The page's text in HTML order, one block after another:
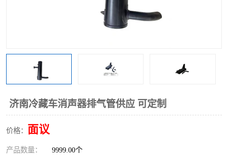
济南冷藏车消声器排气管供应 可定制
价格： 面议
产品数量： 9999.00个